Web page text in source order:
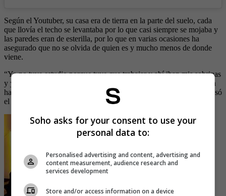
Según el Youtuber, su casa era de tierra en la parte del suelo, cada
que llovía el techo se levantaba por lo que casi siempre se mojaba y
las paredes eran de esterilla, por lo que en varias ocasiones ha
asegurado que no se olvida de quien es y mucho menos de donde
viene.
“Yo no tuve estudio porque tuve que trabajar y ahí iban mis sobrinas
y yo trabajando para que ellas pudieran estudiar, para que pudieran
hablar bien. Me siento feliz por todo lo que he logrado nea”, confesó
el también empresario.
Soho asks for your consent to use your
personal data to:
Personalised advertising and content, advertising and
content measurement, audience research and
services development
Store and/or access information on a device